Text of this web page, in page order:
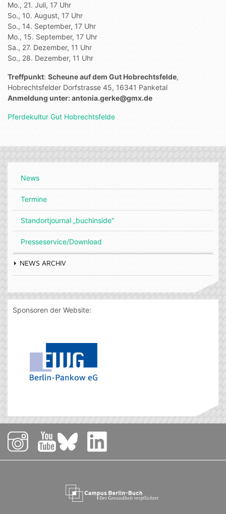
Mo., 21. Juli, 17 Uhr
So., 10. August, 17 Uhr
So., 14. September, 17 Uhr
Mo., 15. September, 17 Uhr
Sa., 27. Dezember, 11 Uhr
So., 28. Dezember, 11 Uhr
Treffpunkt: Scheune auf dem Gut Hobrechtsfelde,
Hobrechtsfelder Dorfstrasse 45, 16341 Panketal
Anmeldung unter: antonia.gerke@gmx.de
Pferdekultur Gut Hobrechtsfelde
News
Termine
Standortjournal „buchinside“
Presseservice/Download
NEWS ARCHIV
Sponsoren der Website: